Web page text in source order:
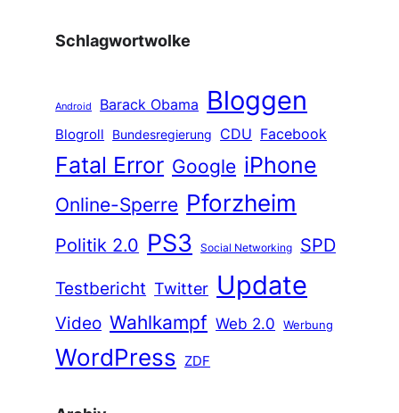
Schlagwortwolke
Android Barack Obama Bloggen
Blogroll Bundesregierung CDU Facebook
Fatal Error Google iPhone
Online-Sperre Pforzheim
Politik 2.0 PS3 Social Networking
SPD
Testbericht Twitter Update
Video Wahlkampf Web 2.0 Werbung
WordPress ZDF